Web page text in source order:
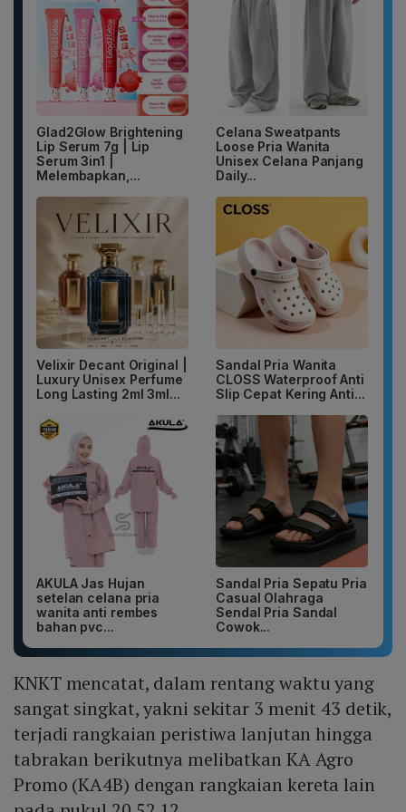
Glad2Glow Brightening
Lip Serum 7g | Lip
Serum 3in1 |
Melembapkan,...
Celana Sweatpants
Loose Pria Wanita
Unisex Celana Panjang
Daily...
Velixir Decant Original |
Luxury Unisex Perfume
Long Lasting 2ml 3ml...
Sandal Pria Wanita
CLOSS Waterproof Anti
Slip Cepat Kering Anti...
AKULA Jas Hujan
setelan celana pria
wanita anti rembes
bahan pvc...
Sandal Pria Sepatu Pria
Casual Olahraga
Sendal Pria Sandal
Cowok...
KNKT mencatat, dalam rentang waktu yang
sangat singkat, yakni sekitar 3 menit 43 detik,
terjadi rangkaian peristiwa lanjutan hingga
tabrakan berikutnya melibatkan KA Agro
Promo (KA4B) dengan rangkaian kereta lain